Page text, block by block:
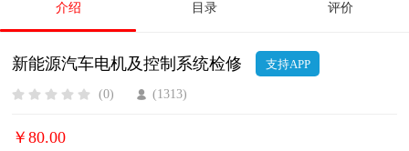
介绍 目录 评价
新能源汽车电机及控制系统检修 支持APP
(0) (1313)
￥80.00